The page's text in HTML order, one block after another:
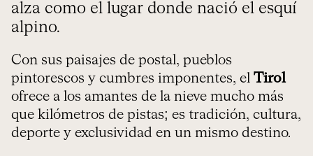
alza como el lugar donde nació el esquí
alpino.
Con sus paisajes de postal, pueblos
pintorescos y cumbres imponentes, el Tirol
ofrece a los amantes de la nieve mucho más
que kilómetros de pistas; es tradición, cultura,
deporte y exclusividad en un mismo destino.